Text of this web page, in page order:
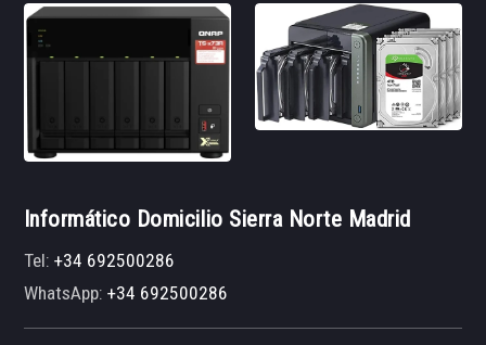
Informático Domicilio Sierra Norte Madrid
Tel:+34 692500286
WhatsApp:+34 692500286